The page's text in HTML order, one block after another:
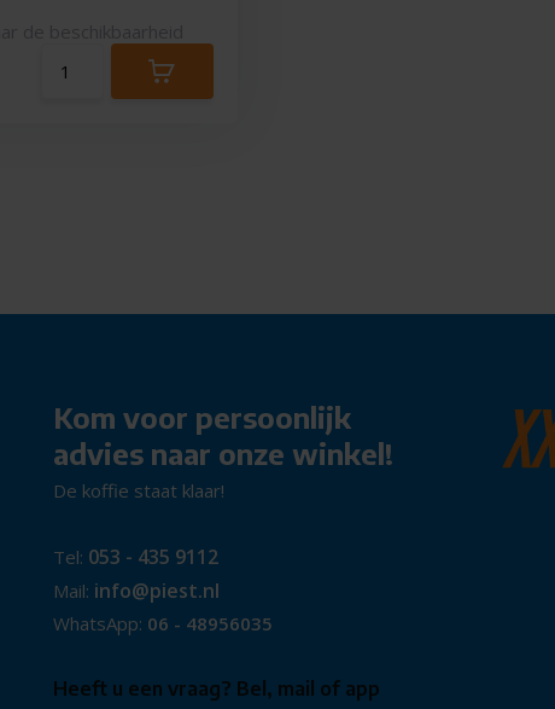
Kom voor persoonlijk
advies naar onze winkel!
De koffie staat klaar!
Tel: 053 - 435 9112
Mail: info@piest.nl
WhatsApp: 06 - 48956035
Heeft u een vraag? Bel, mail of app